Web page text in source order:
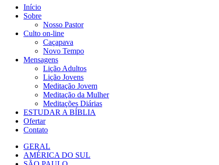
Início
Sobre
Nosso Pastor
Culto on-line
Caçapava
Novo Tempo
Mensagens
Lição Adultos
Lição Jovens
Meditação Jovem
Meditação da Mulher
Meditações Diárias
ESTUDAR A BÍBLIA
Ofertar
Contato
GERAL
AMÉRICA DO SUL